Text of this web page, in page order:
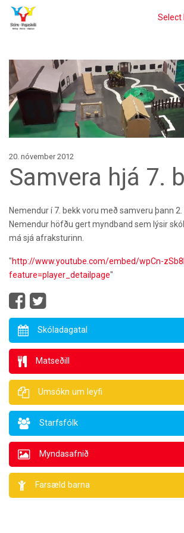
Select
20. nóvember 2012
Samvera hjá 7.
Nemendur í 7. bekk voru með samveru þann
Nemendur höfðu gert myndband sem lýsir
má sjá afraksturinn.
"http://www.youtube.com/embed/wpCn-
feature=player_detailpage"
Skóladagatal
Matseðill
Umsókn um leyfi
Starfsfólk
Myndasafnið
Farsæld barna